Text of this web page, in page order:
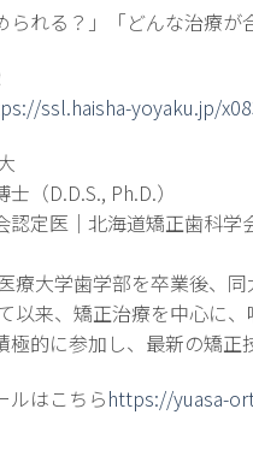
られる？」「どんな治療
ssl.haisha-yoyaku.jp/
（D.D.S., Ph.D.）
認定医｜北海道矯正歯科
療大学歯学部を卒業後、
以来、矯正治療を中心に
的に参加し、最新の矯正
ルはこちらhttps://yuasa-